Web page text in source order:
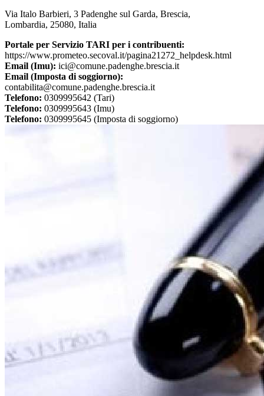
Via Italo Barbieri, 3 Padenghe sul Garda, Brescia,
Lombardia, 25080, Italia
Portale per Servizio TARI per i contribuenti:
https://www.prometeo.secoval.it/pagina21272_helpdesk.html
Email (Imu): ici@comune.padenghe.brescia.it
Email (Imposta di soggiorno):
contabilita@comune.padenghe.brescia.it
Telefono: 0309995642 (Tari)
Telefono: 0309995643 (Imu)
Telefono: 0309995645 (Imposta di soggiorno)